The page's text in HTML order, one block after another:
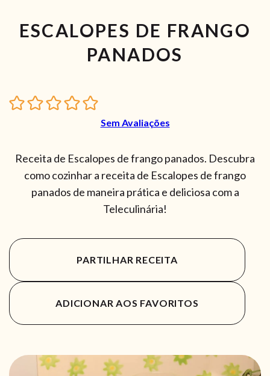
ESCALOPES DE FRANGO
PANADOS
Sem Avaliações
Receita de Escalopes de frango panados. Descubra
como cozinhar a receita de Escalopes de frango
panados de maneira prática e deliciosa com a
Teleculinária!
PARTILHAR RECEITA
ADICIONAR AOS FAVORITOS